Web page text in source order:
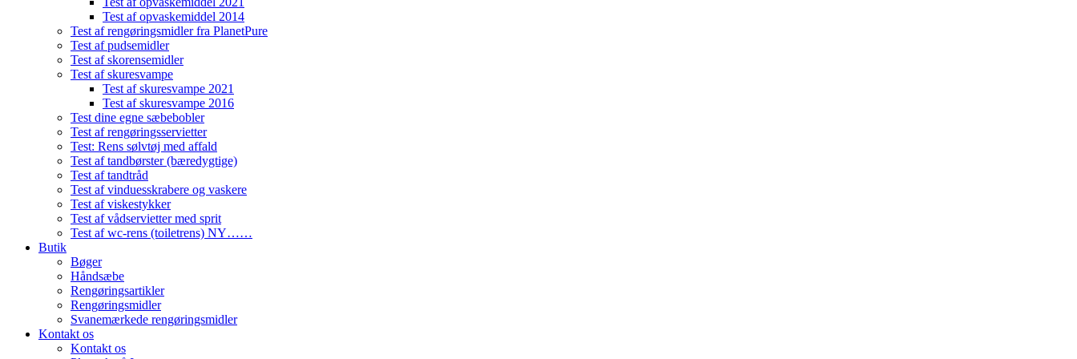
Test af opvaskemiddel 2014
Test af rengøringsmidler fra PlanetPure
Test af pudsemidler
Test af skorensemidler
Test af skuresvampe
Test af skuresvampe 2021
Test af skuresvampe 2016
Test dine egne sæbebobler
Test af rengøringsservietter
Test: Rens sølvtøj med affald
Test af tandbørster (bæredygtige)
Test af tandtråd
Test af vinduesskrabere og vaskere
Test af viskestykker
Test af vådservietter med sprit
Test af wc-rens (toiletrens) NY……
Butik
Bøger
Håndsæbe
Rengøringsartikler
Rengøringsmidler
Svanemærkede rengøringsmidler
Kontakt os
Kontakt os